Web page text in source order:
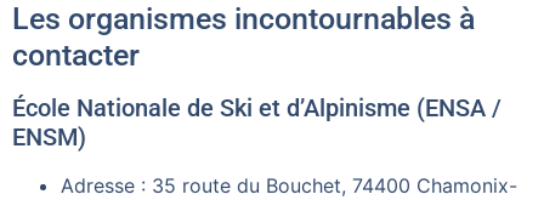
Les organismes incontournables à
contacter
École Nationale de Ski et d’Alpinisme (ENSA /
ENSM)
Adresse : 35 route du Bouchet, 74400 Chamonix-